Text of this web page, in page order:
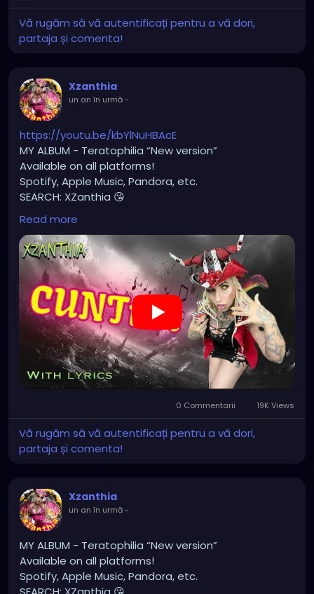
Picture
Vă rugăm să vă autentificați pentru a vă dori,
partaja și comenta!
Xzanthia
un an în urmă-
https://youtu.be/kbYlNuHBAcE
MY ALBUM - Teratophilia “New version”
Available on all platforms!
Spotify, Apple Music, Pandora, etc.
SEARCH: XZanthia 😘
⚠️ Please add
INSTAGRAM.com/xzanthia.official.profile
TikTok.com/@xzanthia.music
🔥🎶❤️‍🔥 MY ART & ORIGINAL MUSIC!!! 🥰 ➡️
XZanthia.com
YOUTUBE.com/XZanthiaMUSIC
#hellpop #creaturecosplay#monstercosplay
#clowncore
#emo
#gothchick #pastelgoth #goth
#darkpop #evilpop
#gothicstyle
#gothgoth
#gothicgirl #metal
#steampunkgirl
Read more
0 Commentarii 19K Views
Vă rugăm să vă autentificați pentru a vă dori,
partaja și comenta!
Xzanthia
un an în urmă-
MY ALBUM - Teratophilia “New version”
Available on all platforms!
Spotify, Apple Music, Pandora, etc.